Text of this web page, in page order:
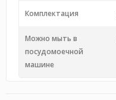
Комплектация
Можно мыть в
посудомоечной
машине